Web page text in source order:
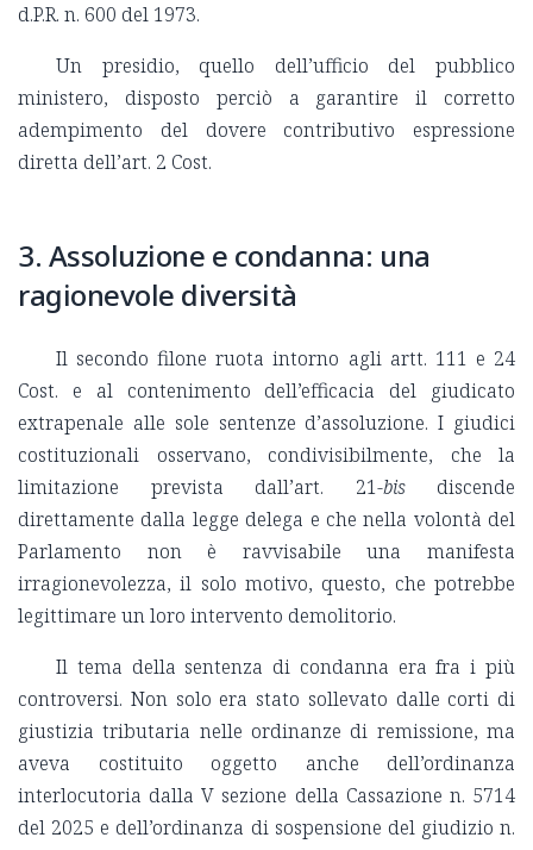
d.P.R. n. 600 del 1973.
Un presidio, quello dell’ufficio del pubblico
ministero, disposto perciò a garantire il corretto
adempimento del dovere contributivo espressione
diretta dell’art. 2 Cost.
3. Assoluzione e condanna: una
ragionevole diversità
Il secondo filone ruota intorno agli artt. 111 e 24
Cost. e al contenimento dell’efficacia del giudicato
extrapenale alle sole sentenze d’assoluzione. I giudici
costituzionali osservano, condivisibilmente, che la
limitazione prevista dall’art. 21-bisdiscende
direttamente dalla legge delega e che nella volontà del
Parlamento non è ravvisabile una manifesta
irragionevolezza, il solo motivo, questo, che potrebbe
legittimare un loro intervento demolitorio.
Il tema della sentenza di condanna era fra i più
controversi. Non solo era stato sollevato dalle corti di
giustizia tributaria nelle ordinanze di remissione, ma
aveva costituito oggetto anche dell’ordinanza
interlocutoria dalla V sezione della Cassazione n. 5714
del 2025 e dell’ordinanza di sospensione del giudizio n.